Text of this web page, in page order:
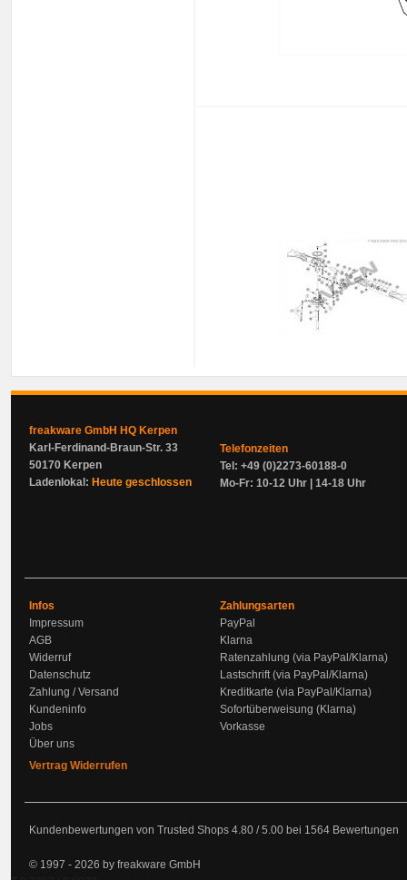
freakware GmbH HQ Kerpen
Karl-Ferdinand-Braun-Str. 33
50170 Kerpen
Ladenlokal: Heute geschlossen
Telefonzeiten
Tel: +49 (0)2273-60188-0
Mo-Fr: 10-12 Uhr | 14-18 Uhr
Infos
Impressum
AGB
Widerruf
Datenschutz
Zahlung / Versand
Kundeninfo
Jobs
Über uns
Vertrag Widerrufen
Zahlungsarten
PayPal
Klarna
Ratenzahlung (via PayPal/Klarna)
Lastschrift (via PayPal/Klarna)
Kreditkarte (via PayPal/Klarna)
Sofortüberweisung (Klarna)
Vorkasse
Kundenbewertungen von Trusted Shops 4.80 /5.00 bei 1564 Bewertungen
© 1997 - 2026 by freakware GmbH